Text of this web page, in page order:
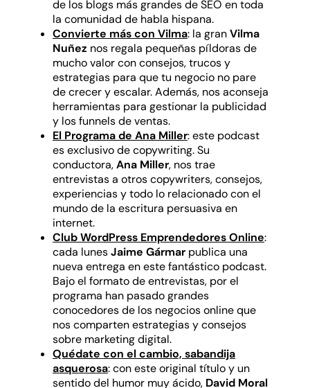
de los blogs más grandes de SEO en toda
la comunidad de habla hispana.
Convierte más con Vilma: la granVilma
Nuñez nos regala pequeñas píldoras de
mucho valor con consejos, trucos y
estrategias para que tu negocio no pare
de crecer y escalar. Además, nos aconseja
herramientas para gestionar la publicidad
y los funnels de ventas.
El Programa de Ana Miller: este podcast
es exclusivo de copywriting. Su
conductora,Ana Miller, nos trae
entrevistas a otros copywriters, consejos,
experiencias y todo lo relacionado con el
mundo de la escritura persuasiva en
internet.
Club WordPress Emprendedores Online:
cada lunesJaime Gármar publica una
nueva entrega en este fantástico podcast.
Bajo el formato de entrevistas, por el
programa han pasado grandes
conocedores de los negocios online que
nos comparten estrategias y consejos
sobre marketing digital.
Quédate con el cambio, sabandija
asquerosa: con este original título y un
sentido del humor muy ácido, David Moral